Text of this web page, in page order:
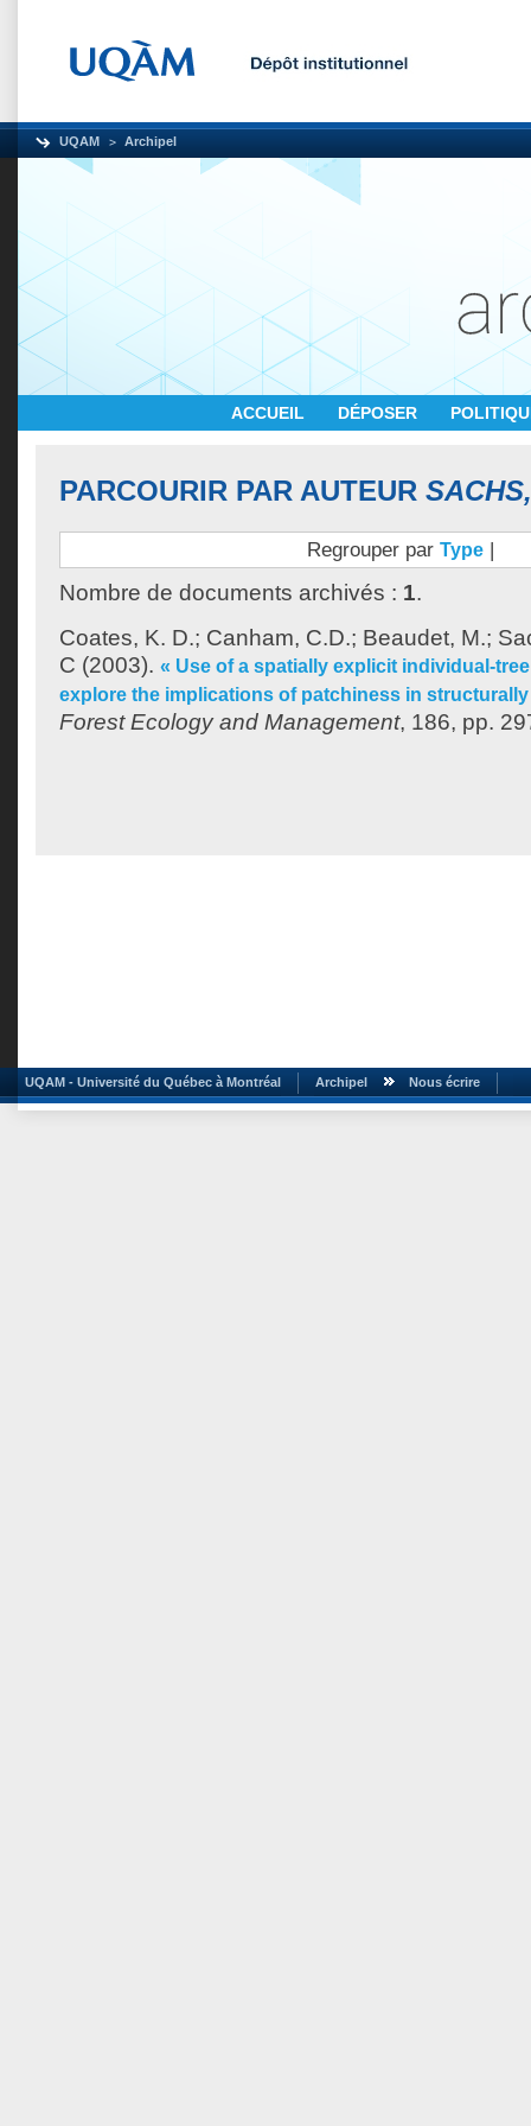
UQAM Archipel
ACCUEIL DÉPOSER
PARCOURIR PAR AUTEUR
Regrouper par Type |
Nombre de documents archivés : 1.
Coates, K. D.; Canham, C.D.; Beaudet, M.;
C (2003). « Use of a spatially explicit individual-
explore the implications of patchiness in
Forest Ecology and Management, 186, pp.
UQAM - Université du Québec à Montréal Archipel Nous écrire